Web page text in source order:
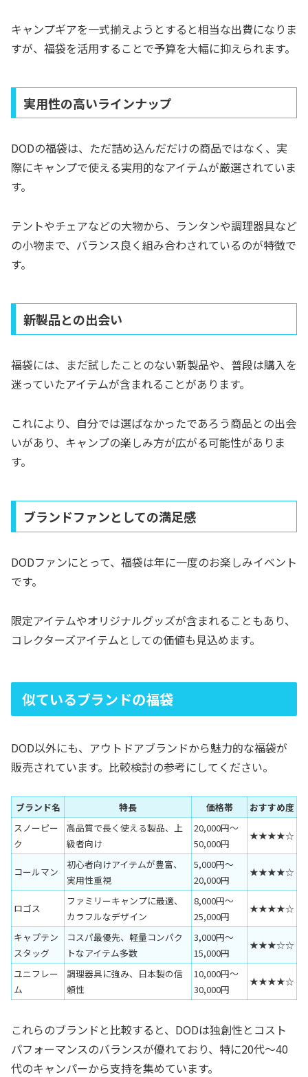
キャンプギアを一式揃えようとすると相当な出費になりま
すが、福袋を活用することで予算を大幅に抑えられます。
実用性の高いラインナップ
DODの福袋は、ただ詰め込んだだけの商品ではなく、実
際にキャンプで使える実用的なアイテムが厳選されていま
す。
テントやチェアなどの大物から、ランタンや調理器具など
の小物まで、バランス良く組み合わされているのが特徴で
す。
新製品との出会い
福袋には、まだ試したことのない新製品や、普段は購入を
迷っていたアイテムが含まれることがあります。
これにより、自分では選ばなかったであろう商品との出会
いがあり、キャンプの楽しみ方が広がる可能性がありま
す。
ブランドファンとしての満足感
DODファンにとって、福袋は年に一度のお楽しみイベント
です。
限定アイテムやオリジナルグッズが含まれることもあり、
コレクターズアイテムとしての価値も見込めます。
似ているブランドの福袋
DOD以外にも、アウトドアブランドから魅力的な福袋が
販売されています。比較検討の参考にしてください。
ブランド名 特長 価格帯
おすすめ度
スノーピー
ク
高品質で長く使える製品、上
級者向け
20,000円～
50,000円
★★★★☆
コールマン
初心者向けアイテムが豊富、
実用性重視
5,000円～
20,000円
★★★★☆
ロゴス
ファミリーキャンプに最適、
カラフルなデザイン
8,000円～
25,000円
★★★★☆
キャプテン
スタッグ
コスパ最優先、軽量コンパク
トなアイテム多数
3,000円～
15,000円
★★★☆☆
ユニフレー
ム
調理器具に強み、日本製の信
頼性
10,000円～
30,000円
★★★★☆
これらのブランドと比較すると、DODは独創性とコスト
パフォーマンスのバランスが優れており、特に20代～40
代のキャンパーから支持を集めています。